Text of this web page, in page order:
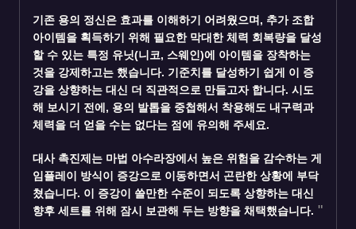
기존 용의 정신은 효과를 이해하기 어려웠으며, 추가 조합
아이템을 획득하기 위해 필요한 막대한 체력 회복량을 달성
할 수 있는 특정 유닛(니코, 스웨인)에 아이템을 장착하는
것을 강제하고는 했습니다. 기준치를 달성하기 쉽게 이 증
강을 상향하는 대신 더 직관적으로 만들고자 합니다. 시도
해 보시기 전에, 용의 발톱을 중첩해서 착용해도 내구력과
체력을 더 얻을 수는 없다는 점에 유의해 주세요.
대사 촉진제는 마법 아수라장에서 높은 위험을 감수하는 게
임플레이 방식이 증강으로 이동하면서 곤란한 상황에 부닥
쳤습니다. 이 증강이 쓸만한 수준이 되도록 상향하는 대신
향후 세트를 위해 잠시 보관해 두는 방향을 채택했습니다.